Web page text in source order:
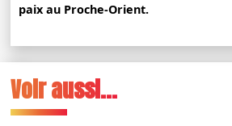
paix au Proche-Orient.
Voir aussi...